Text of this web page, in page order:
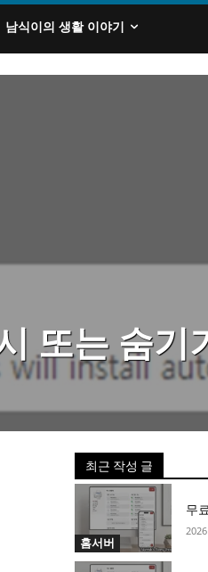
남식이의 생활 이야기
또는 숨기
최근 작성 글
홈서버
무